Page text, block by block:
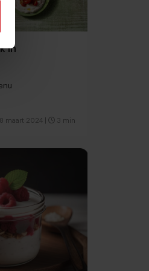
in
maart 2024 3 min